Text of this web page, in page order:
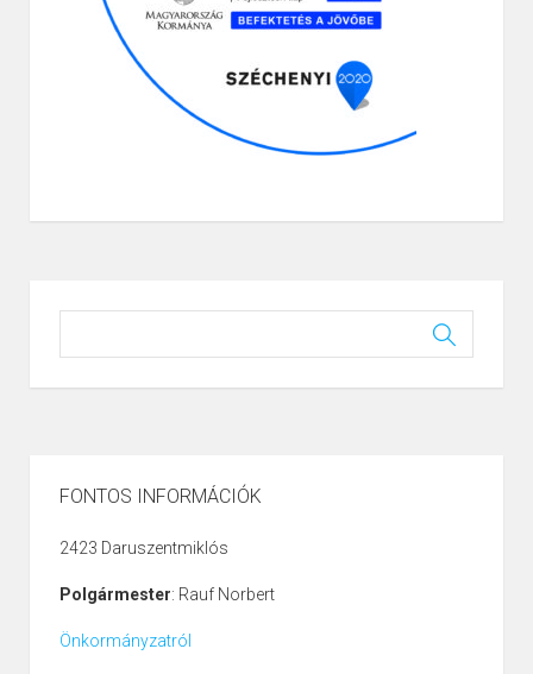
FONTOS INFORMÁCIÓK
2423 Daruszentmiklós
Polgármester: Rauf Norbert
Önkormányzatról